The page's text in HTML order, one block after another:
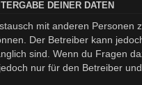
DEINER DATEN
mit anderen
Der Betreiber kann
sind. Wenn du Fragen
nur für den Betreiber